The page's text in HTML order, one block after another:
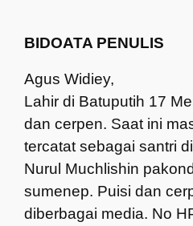
BIDOATA PENULIS
Agus Widiey,
Lahir di Batuputih 17
dan cerpen. Saat ini
tercatat sebagai santri
Nurul Muchlishin
sumenep. Puisi dan
diberbagai media. No